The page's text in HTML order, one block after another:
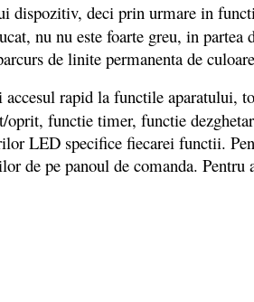
dispozitiv, deci prin urmare in
nu nu este foarte greu, in
de linite permanenta de
rapid la functile aparatului,
functie timer, functie
LED specifice fiecarei functii.
de pe panoul de comanda. Pentru